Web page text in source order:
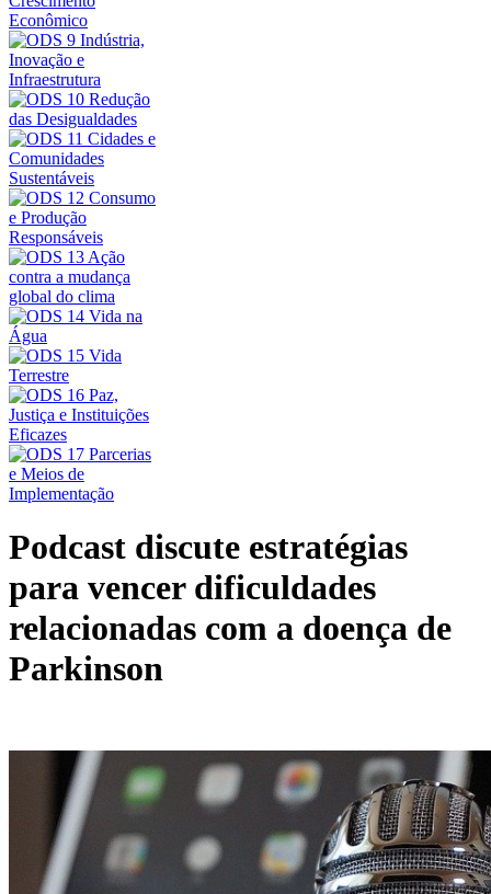
Podcast discute estratégias
para vencer dificuldades
relacionadas com a doença de
Parkinson